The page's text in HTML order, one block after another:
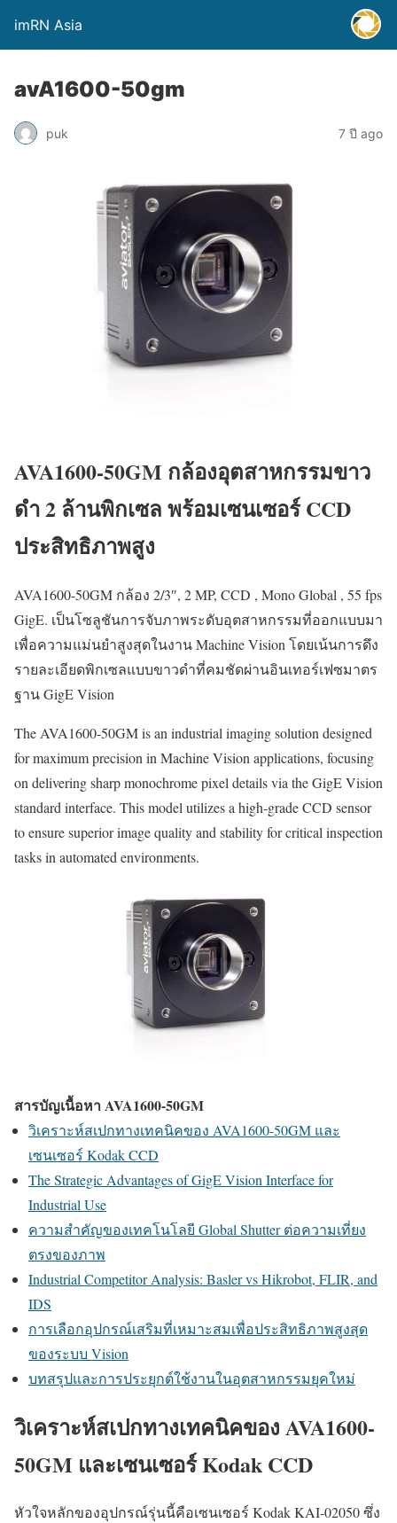
imRN Asia
avA1600-50gm
puk 7 ปี ago
AVA1600-50GM กล้องอุตสาหกรรมขาว
ดำ 2 ล้านพิกเซล พร้อมเซนเซอร์ CCD
ประสิทธิภาพสูง
AVA1600-50GM กล้อง 2/3″, 2 MP, CCD , Mono Global , 55 fps
GigE. เป็นโซลูชันการจับภาพระดับอุตสาหกรรมที่ออกแบบมา
เพื่อความแม่นยำสูงสุดในงาน Machine Vision โดยเน้นการดึง
รายละเอียดพิกเซลแบบขาวดำที่คมชัดผ่านอินเทอร์เฟซมาตร
ฐาน GigE Vision
The AVA1600-50GM is an industrial imaging solution designed
for maximum precision in Machine Vision applications, focusing
on delivering sharp monochrome pixel details via the GigE Vision
standard interface. This model utilizes a high-grade CCD sensor
to ensure superior image quality and stability for critical inspection
tasks in automated environments.
สารบัญเนื้อหา AVA1600-50GM
วิเคราะห์สเปกทางเทคนิคของ AVA1600-50GM และ
เซนเซอร์ Kodak CCD
The Strategic Advantages of GigE Vision Interface for
Industrial Use
ความสำคัญของเทคโนโลยี Global Shutter ต่อความเที่ยง
ตรงของภาพ
Industrial Competitor Analysis: Basler vs Hikrobot, FLIR, and
IDS
การเลือกอุปกรณ์เสริมที่เหมาะสมเพื่อประสิทธิภาพสูงสุด
ของระบบ Vision
บทสรุปและการประยุกต์ใช้งานในอุตสาหกรรมยุคใหม่
วิเคราะห์สเปกทางเทคนิคของ AVA1600-
50GM และเซนเซอร์ Kodak CCD
หัวใจหลักของอุปกรณ์รุ่นนี้คือเซนเซอร์ Kodak KAI-02050 ซึ่ง